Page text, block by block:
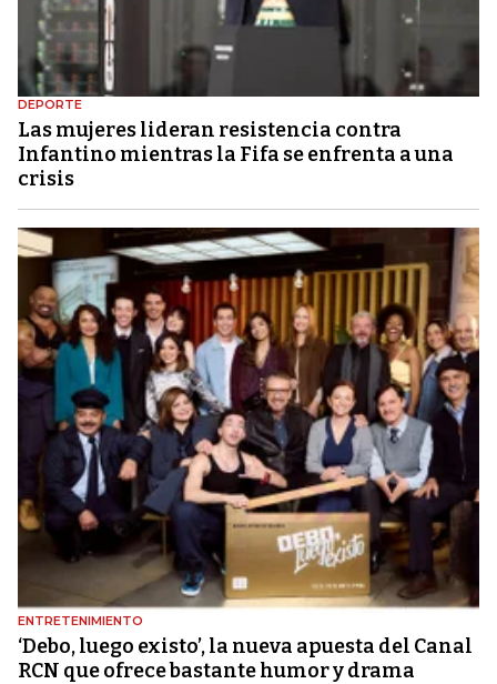
DEPORTE
Las mujeres lideran resistencia contra
Infantino mientras la Fifa se enfrenta a una
crisis
ENTRETENIMIENTO
‘Debo, luego existo’, la nueva apuesta del Canal
RCN que ofrece bastante humor y drama